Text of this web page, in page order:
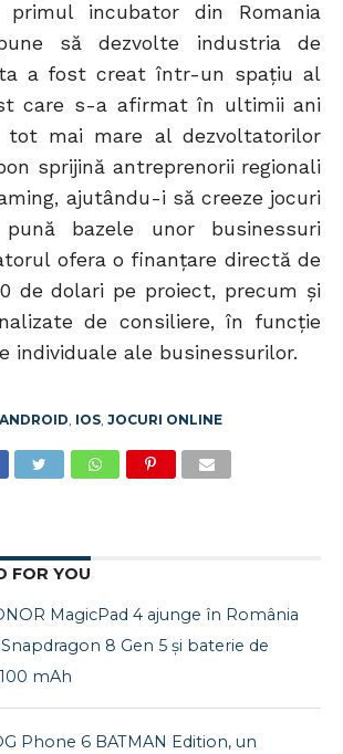
incubator din Romania
să dezvolte industria de
a fost creat într-un spațiu al
care s-a afirmat în ultimii ani
tot mai mare al dezvoltatorilor
sprijină antreprenorii regionali
ajutându-i să creeze jocuri
bazele unor businessuri
ofera o finanțare directă de
de dolari pe proiect, precum și
de consiliere, în funcție
individuale ale businessurilor.
ANDROID, IOS, JOCURI ONLINE
FOR YOU
MagicPad 4 ajunge în România
8 Gen 5 și baterie de
mAh
Phone 6 BATMAN Edition, un